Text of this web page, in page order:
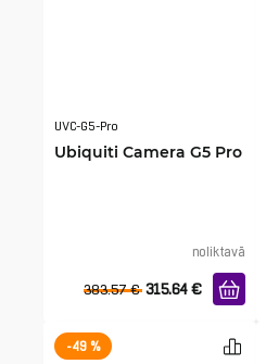
UVC-G5-Pro
Ubiquiti Camera G5 Pro
noliktavā
383.57 € 315.64 €
-49 %